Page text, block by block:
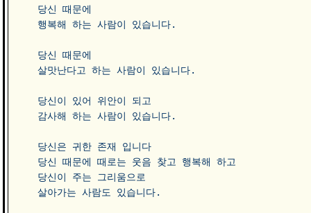
당신 때문에
행복해 하는 사람이 있습니다.
당신 때문에
살맛난다고 하는 사람이 있습니다.
당신이 있어 위안이 되고
감사해 하는 사람이 있습니다.
당신은 귀한 존재 입니다
당신 때문에 때로는 웃음 찾고 행복해 하고
당신이 주는 그리움으로
살아가는 사람도 있습니다.